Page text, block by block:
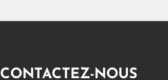
CONTACTEZ-NOUS